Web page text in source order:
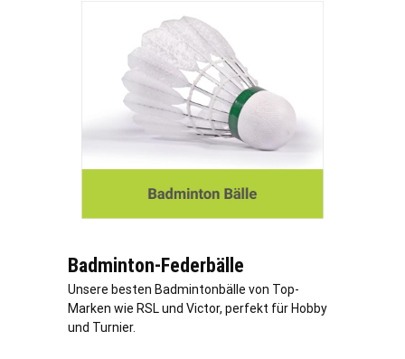
Badminton-Federbälle
Unsere besten Badmintonbälle von Top-
Marken wie RSL und Victor, perfekt für Hobby
und Turnier.